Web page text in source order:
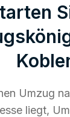
Umzug
liegt,